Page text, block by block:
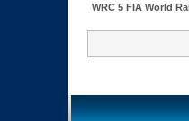
WRC 5 FIA World